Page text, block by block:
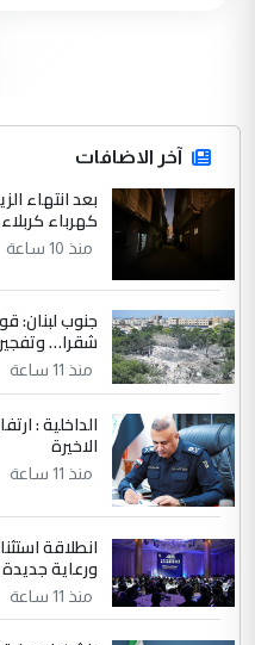
التعليق : قرار
للوزاره ولا للمواطن
الاستماع للمدير
الموضوع :
وزير الصحة
العام في بغداد
سردار
التعليق : واحد من
جنسية الرافد
ابا فرات ...
الموضوع :
الجواهري
مضجعيك يابن الزنا (نص
سردار
التعليق : واحد من
جنسية الرافد
آخر الاضافات
بعد انتهاء
كهرباء
منذ 10 ساعة
جنوب لبنان:
شقرا…
منذ 11 ساعة
الداخلية :
الاخيرة
منذ 11 ساعة
انطلاقة
ورعاية
منذ 11 ساعة